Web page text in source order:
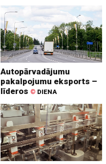
Autopārvadājumu
pakalpojumu eksports –
līderos © DIENA